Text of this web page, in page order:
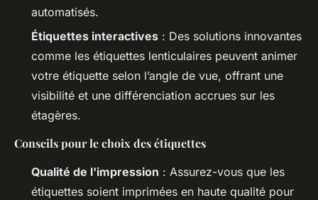
automatisés.
Étiquettes interactives : Des solutions innovantes
comme les étiquettes lenticulaires peuvent animer
votre étiquette selon l’angle de vue, offrant une
visibilité et une différenciation accrues sur les
étagères.
Conseils pour le choix des étiquettes
Qualité de l'impression : Assurez-vous que les
étiquettes soient imprimées en haute qualité pour